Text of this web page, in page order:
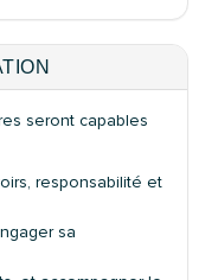
seront capables
responsabilité et
sa